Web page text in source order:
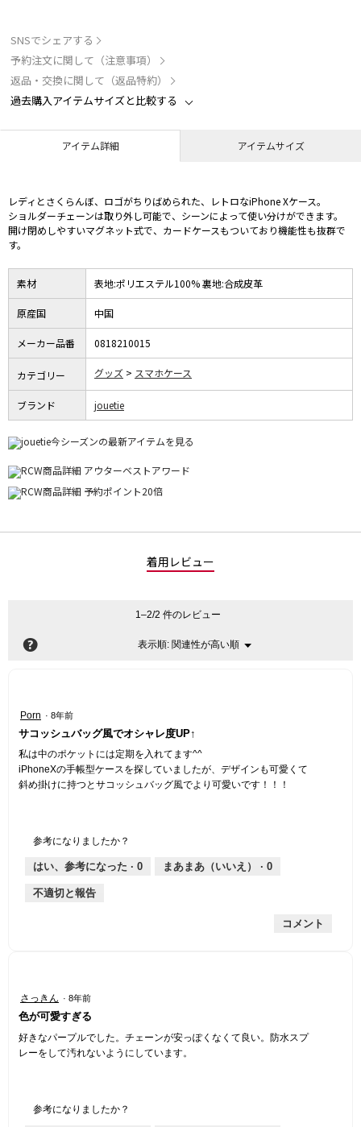
SNSでシェアする
予約注文に関して（注意事項）
返品・交換に関して（返品特約）
過去購入アイテムサイズと比較する
アイテム詳細 アイテムサイズ
レディとさくらんぼ、ロゴがちりばめられた、レトロなiPhone Xケース。
ショルダーチェーンは取り外し可能で、シーンによって使い分けができます。
開け閉めしやすいマグネット式で、カードケースもついており機能性も抜群で
す。
素材 表地:ポリエステル100% 裏地:合成皮革
原産国 中国
メーカー品番 0818210015
カテゴリー グッズ スマホケース
ブランド jouetie
着用レビュー
1–2/2 件のレビュー
? 表示順: 関連性が高い順 ▼
メ
5
／
5
個
で
Porn · 8年前
サコッシュバッグ風でオシャレ度UP↑
私は中のポケットには定期を入れてます^^
iPhoneXの手帳型ケースを探していましたが、デザインも可愛くて
斜め掛けに持つとサコッシュバッグ風でより可愛いです！！！
参考になりましたか？
はい、参考になった · 0 まあまあ（いいえ） · 0
不適切と報告
コメント
4
／
5
個
さっきん · 8年前
色が可愛すぎる
好きなパープルでした。チェーンが安っぽくなくて良い。防水スプ
レーをして汚れないようにしています。
参考になりましたか？